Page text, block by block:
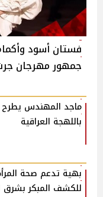
فستان أسود
جمهور مهرجان
باللهجة العراقية
بهية تدعم صحة
للكشف المبكر بشرق